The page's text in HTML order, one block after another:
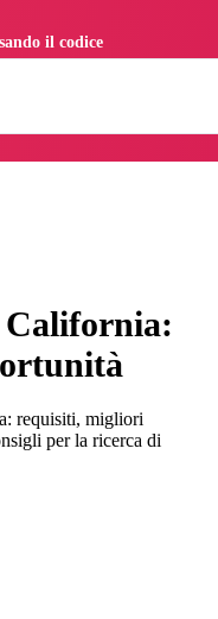
California:
requisiti, migliori
per la ricerca di